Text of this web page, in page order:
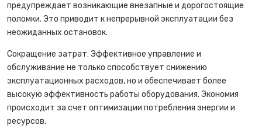
предупреждает возникающие внезапные и дорогостоящие
поломки. Это приводит к непрерывной эксплуатации без
неожиданных остановок.
Сокращение затрат: Эффективное управление и
обслуживание не только способствует снижению
эксплуатационных расходов, но и обеспечивает более
высокую эффективность работы оборудования. Экономия
происходит за счет оптимизации потребления энергии и
ресурсов.